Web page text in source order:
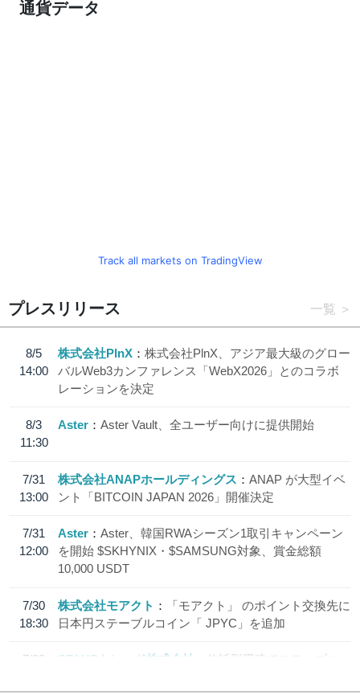
通貨データ
Track all markets on TradingView
プレスリリース 一覧
8/5
14:00
株式会社PlnX
株式会社PlnX、アジア最大級のグロー
バルWeb3カンファレンス「WebX2026」とのコラボ
レーションを決定
8/3
11:30
Aster Aster Vault、全ユーザー向けに提供開始
7/31
13:00
株式会社ANAPホールディングス
ANAP が大型イベ
ント「BITCOIN JAPAN 2026」開催決定
7/31
12:00
Aster
Aster、韓国RWAシーズン1取引キャンペーン
を開始 $SKHYNIX・$SAMSUNG対象、賞金総額
10,000 USDT
7/30
18:30
株式会社モアクト
「モアクト」 のポイント交換先に
日本円ステーブルコイン「 JPYC」を追加
7/29
SBI VCトレード株式会社
信託型円建てステーブル